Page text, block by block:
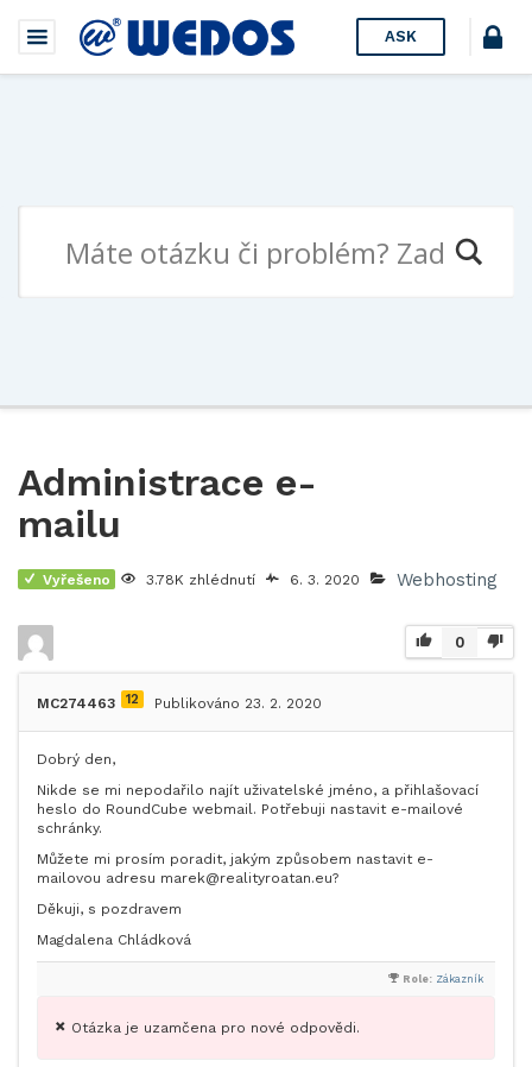
ASK
Administrace e-
mailu
Vyřešeno 3.78K zhlédnutí 6. 3. 2020 Webhosting
0
MC274463 12 Publikováno 23. 2. 2020
Dobrý den,
Nikde se mi nepodařilo najít uživatelské jméno, a přihlašovací
heslo do RoundCube webmail. Potřebuji nastavit e-mailové
schránky.
Můžete mi prosím poradit, jakým způsobem nastavit e-
mailovou adresu marek@realityroatan.eu?
Děkuji, s pozdravem
Magdalena Chládková
Role: Zákazník
Otázka je uzamčena pro nové odpovědi.